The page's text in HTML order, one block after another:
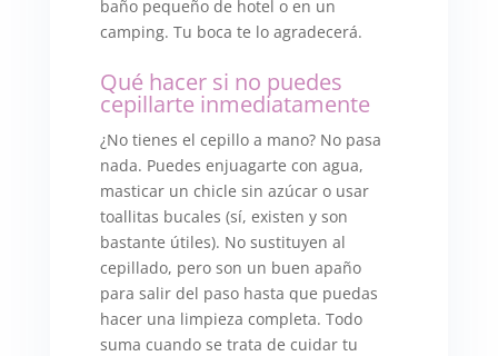
baño pequeño de hotel o en un
camping. Tu boca te lo agradecerá.
Qué hacer si no puedes
cepillarte inmediatamente
¿No tienes el cepillo a mano? No pasa
nada. Puedes enjuagarte con agua,
masticar un chicle sin azúcar o usar
toallitas bucales (sí, existen y son
bastante útiles). No sustituyen al
cepillado, pero son un buen apaño
para salir del paso hasta que puedas
hacer una limpieza completa. Todo
suma cuando se trata de cuidar tu